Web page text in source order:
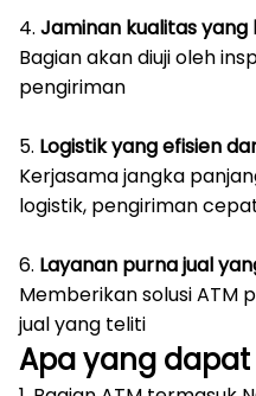
4. Jaminan kualitas yang
Bagian akan diuji oleh
pengiriman
5. Logistik yang efisien
Kerjasama jangka
logistik, pengiriman
6. Layanan purna jual
Memberikan solusi ATM
jual yang teliti
Apa yang